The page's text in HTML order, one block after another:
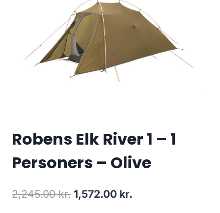
Robens Elk River 1 – 1
Personers – Olive
2,245.00kr. Original
1,572.00 kr.